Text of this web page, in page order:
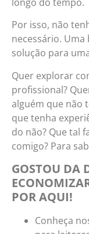
Por isso, não
necessário. Uma
solução para
Quer explorar
profissional?
alguém que não
que tenha
do não? Que tal
comigo? Para
GOSTOU DA
POR AQUI!
Conheça